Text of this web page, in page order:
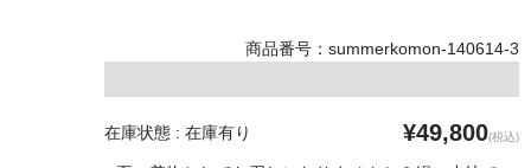
商品番号：summerkomon-140614-3
在庫状態 : 在庫有り ¥49,800(税込)